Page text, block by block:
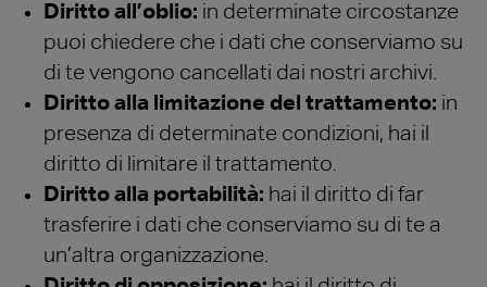
Diritto all’oblio: in determinate circostanze
puoi chiedere che i dati che conserviamo su
di te vengono cancellati dai nostri archivi.
Diritto alla limitazione del trattamento: in
presenza di determinate condizioni, hai il
diritto di limitare il trattamento.
Diritto alla portabilità: hai il diritto di far
trasferire i dati che conserviamo su di te a
un’altra organizzazione.